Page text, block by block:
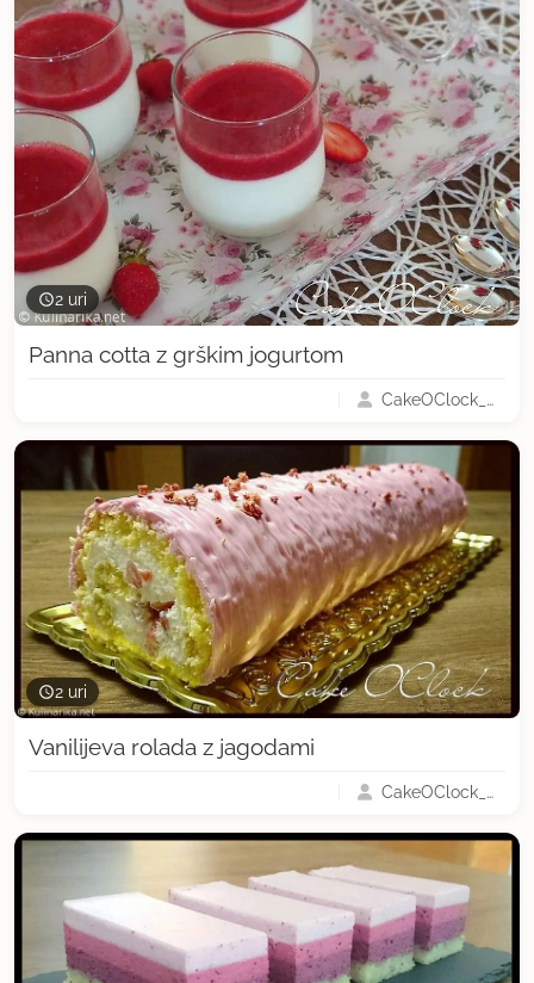
2 uri
Panna cotta z grškim jogurtom
CakeOClock_Urška
2 uri
Vanilijeva rolada z jagodami
CakeOClock_Urška